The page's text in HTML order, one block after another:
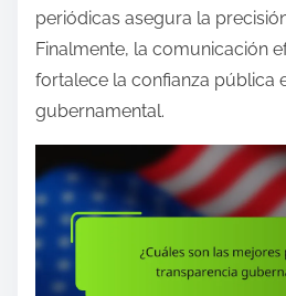
periódicas asegura la
Finalmente, la comunicación
fortalece la confianza pública
gubernamental.